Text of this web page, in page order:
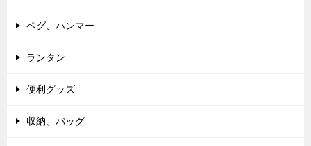
ペグ、ハンマー
ランタン
便利グッズ
収納、バッグ